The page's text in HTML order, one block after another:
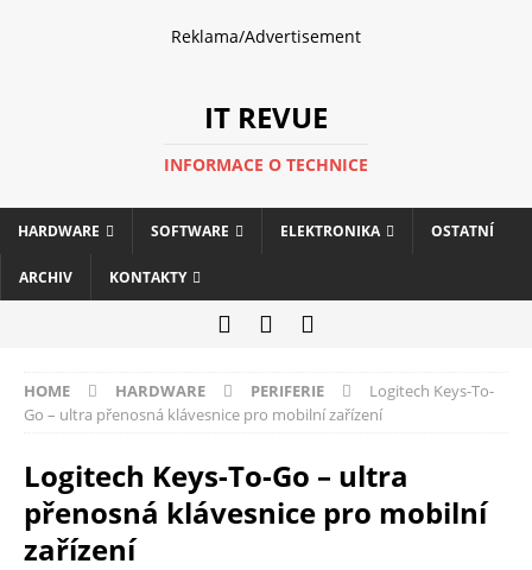
Reklama/Advertisement
IT REVUE
INFORMACE O TECHNICE
HARDWARE SOFTWARE ELEKTRONIKA OSTATNÍ
ARCHIV KONTAKTY
HOME HARDWARE PERIFERIE
Logitech Keys-To-
Go – ultra přenosná klávesnice pro mobilní zařízení
Logitech Keys-To-Go – ultra
přenosná klávesnice pro mobilní
zařízení